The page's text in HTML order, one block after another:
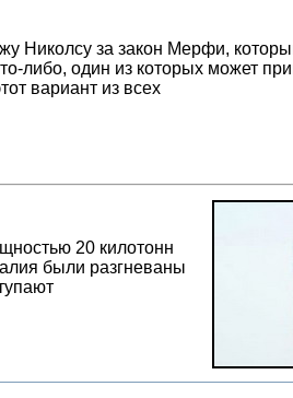
за закон Мерфи,
либо, один из которых может
вариант из всех
20 килотонн
были разгневаны